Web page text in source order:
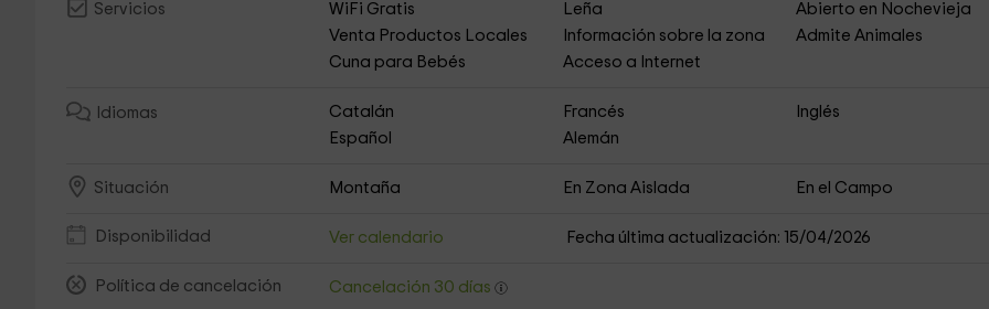
Servicios WiFi Gratis Leña
Abierto en Nochevieja
Venta Productos Locales
Información sobre la zona
Admite Animales
Cuna para Bebés
Acceso a Internet
Idiomas Catalán Francés
Inglés
Español
Alemán
Situación Montaña En Zona Aislada En el Campo
Disponibilidad Ver calendario Fecha última actualización: 15/04/2026
Política de cancelación Cancelación 30 días